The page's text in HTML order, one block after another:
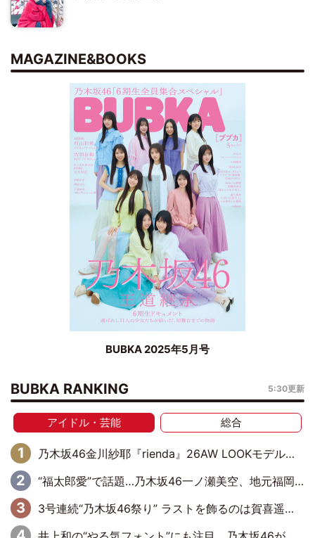
MAGAZINE&BOOKS
BUBKA 2025年5月号
BUBKA RANKING 5:30更新
アイドル・芸能 総合
乃木坂46金川紗耶『rienda』26AW LOOKモデルに就任
“福太郎愛”で話題…乃木坂46一ノ瀬美空、地元福岡『めんべい25周年トップサポーター』に就任
3号連続“乃木坂46祭り” ラストを飾るのは賀喜遥香…5年ぶりの登場に「5年分大人になった私を見ていただけたら」